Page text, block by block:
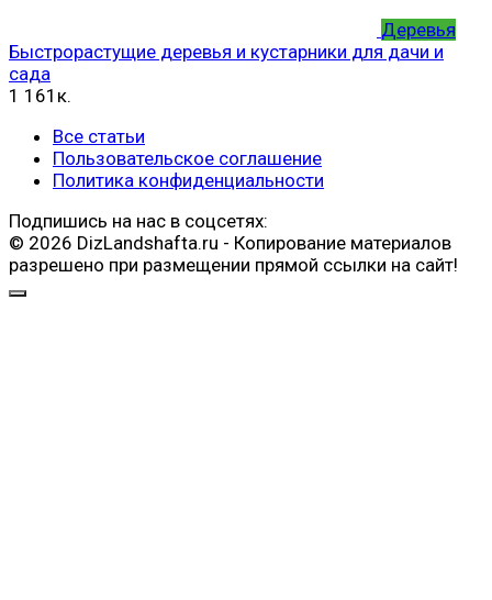
Деревья
Быстрорастущие деревья и кустарники для дачи и
сада
1 161к.
Все статьи
Пользовательское соглашение
Политика конфиденциальности
Подпишись на нас в соцсетях:
© 2026 DizLandshafta.ru - Копирование материалов
разрешено при размещении прямой ссылки на сайт!